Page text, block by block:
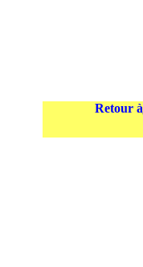
Retour à